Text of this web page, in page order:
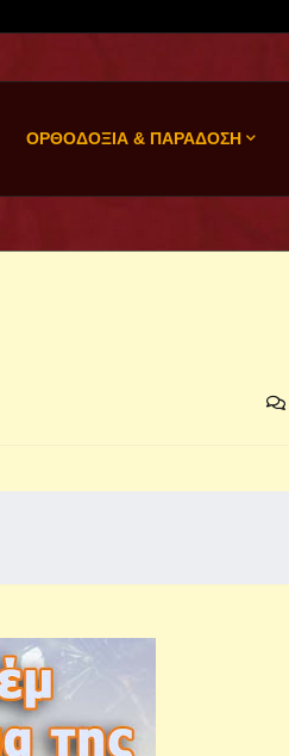
ΟΡΘΟΔΟΞΙΑ & ΠΑΡΑΔΟΣΗ